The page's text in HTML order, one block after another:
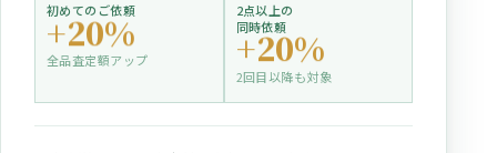
初めてのご依頼
+20%
全品査定額アップ
2点以上の
同時依頼
+20%
2回目以降も対象